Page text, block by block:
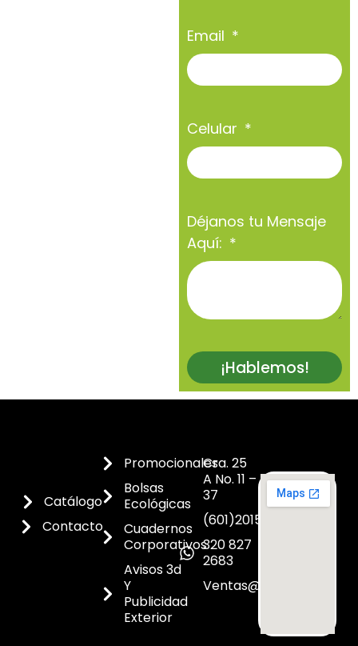
Email
Celular
Déjanos tu Mensaje
Aquí:
¡Hablemos!
Catálogo
Contacto
Promocionales
Bolsas
Ecológicas
Cuadernos
Corporativos
Avisos 3d
Y
Publicidad
Exterior
Cra. 25
A No. 11 –
37
(601)2015300
320 827
2683
Ventas@dicoes.co